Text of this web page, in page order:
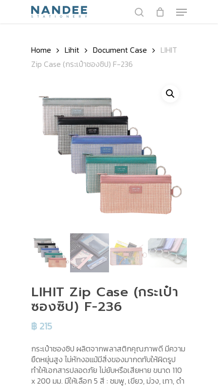
Menu
Home Lihit Document Case
LIHIT
Zip Case (กระเป๋าซองซิป) F-236
LIHIT Zip Case (กระเป๋า
ซองซิป) F-236
฿ 215
กระเป๋าซองซิป ผลิตจากพลาสติกคุณภาพดี มีความ
ยืดหยุ่นสูง ไม่หักงอแม้มีสิ่งของมากดทับให้ผิดรูป
ทำให้เอกสารปลอดภัย ไม่ยับหรือเสียหาย ขนาด 110
x 200 มม. มีให้เลือก 5 สี : ชมพู, เขียว, ม่วง, เทา, ดำ